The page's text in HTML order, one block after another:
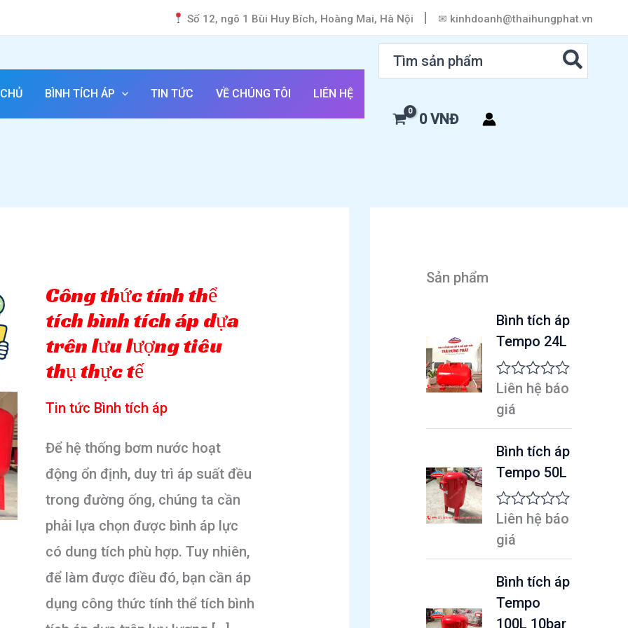
Số 12, ngõ 1 Bùi Huy Bích, Hoàng Mai, Hà Nội | ✉ kinhdoanh@thaihungphat.vn
BÌNH TÍCH ÁP TIN TỨC VỀ CHÚNG TÔI LIÊN HỆ
Search
for:
0VNĐ
Công thức tính thể
tích bình tích áp dựa
trên lưu lượng tiêu
thụ thực tế
Tin tức Bình tích áp
Để hệ thống bơm nước hoạt
động ổn định, duy trì áp suất đều
trong đường ống, chúng ta cần
phải lựa chọn được bình áp lực
có dung tích phù hợp. Tuy nhiên,
để làm được điều đó, bạn cần áp
dụng công thức tính thể tích bình
Sản phẩm
Bình tích áp
Tempo 24L
Đ
ợ
c
x
ế
p
ạ
n
g
0
5
a
o
Liên hệ báo
giá
Bình tích áp
Tempo 50L
Đ
ợ
c
x
ế
p
h
Liên hệ báo
giá
Bình tích áp
Tempo
100L 10bar